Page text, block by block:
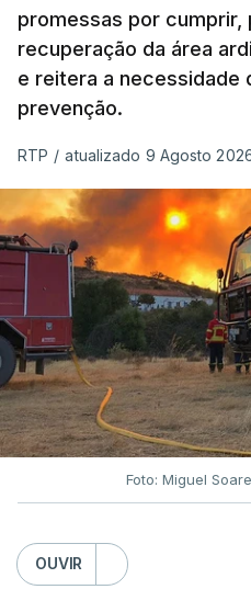
promessas por cumprir,
recuperação da área
e reitera a necessidade
prevenção.
RTP / atualizado 9 Agosto
Foto: Miguel
OUVIR